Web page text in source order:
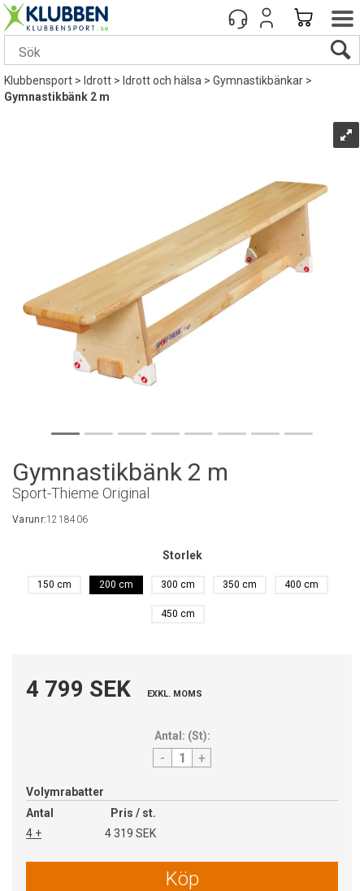
Klubbensport> Idrott> Idrott och hälsa>Gymnastikbänkar>
Gymnastikbänk 2 m
Gymnastikbänk 2 m
Sport-Thieme Original
Varunr:1218406
Storlek
150 cm 200 cm 300 cm 350 cm 400 cm
450 cm
4 799 SEK EXKL. MOMS
Antal: (St):
- +
Volymrabatter
Antal
Pris / st.
4 +
4 319 SEK
Köp